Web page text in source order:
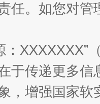
任。如您对
：
于传递更多
，增强国家